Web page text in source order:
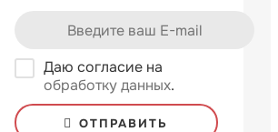
Даю согласие на
обработку данных.
ОТПРАВИТЬ